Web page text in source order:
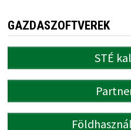
GAZDASZOFTVEREK
STÉ